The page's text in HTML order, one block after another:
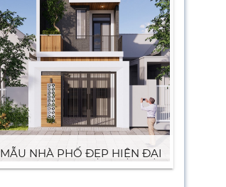
MẪU NHÀ PHỐ ĐẸP HIỆN ĐẠI